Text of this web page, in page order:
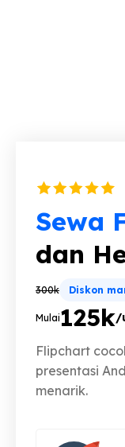
Sewa
dan
300k Diskon
Mulai125k/
Flipchart
presentasi
menarik.